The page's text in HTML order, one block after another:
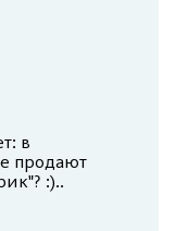
в
продают
:)..